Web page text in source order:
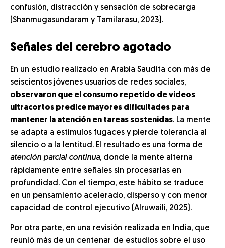
confusión, distracción y sensación de sobrecarga
(Shanmugasundaram y Tamilarasu, 2023).
Señales del cerebro agotado
En un estudio realizado en Arabia Saudita con más de
seiscientos jóvenes usuarios de redes sociales,
observaron que el consumo repetido de videos
ultracortos predice mayores dificultades para
mantener la atención en tareas sostenidas. La mente
se adapta a estímulos fugaces y pierde tolerancia al
silencio o a la lentitud. El resultado es una forma de
atención parcial continua, donde la mente alterna
rápidamente entre señales sin procesarlas en
profundidad. Con el tiempo, este hábito se traduce
en un pensamiento acelerado, disperso y con menor
capacidad de control ejecutivo (Alruwaili, 2025).
Por otra parte, en una revisión realizada en India, que
reunió más de un centenar de estudios sobre el uso